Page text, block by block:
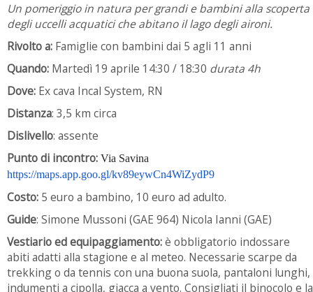
Un pomeriggio in natura per grandi e bambini alla scoperta
degli uccelli acquatici che abitano il lago degli aironi.
Rivolto a: Famiglie con bambini dai 5 agli 11 anni
Quando: Martedì 19 aprile 14:30 / 18:30 durata 4h
Dove: Ex cava Incal System, RN
Distanza: 3,5 km circa
Dislivello: assente
Punto di incontro: Via Savina
https://maps.app.goo.gl/kv89eywCn4WiZydP9
Costo: 5 euro a bambino, 10 euro ad adulto.
Guide: Simone Mussoni (GAE 964) Nicola Ianni (GAE)
Vestiario ed equipaggiamento:è obbligatorio indossare
abiti adatti alla stagione e al meteo. Necessarie scarpe da
trekking o da tennis con una buona suola, pantaloni lunghi,
indumenti a cipolla, giacca a vento. Consigliati il binocolo e la